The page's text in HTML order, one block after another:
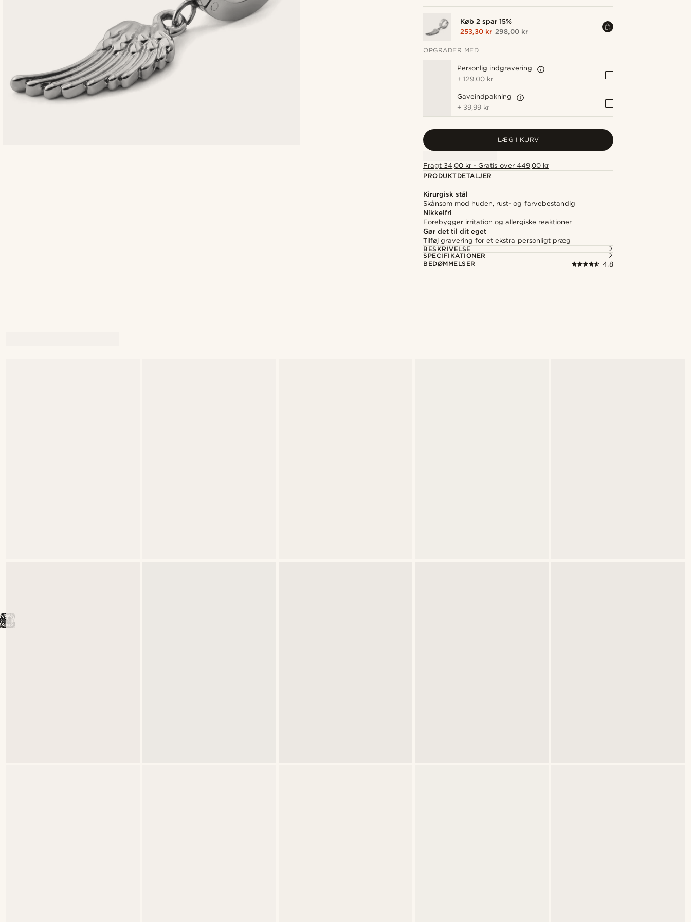
Køb 2 spar 15%
253,30 kr 298,00 kr
OPGRADER MED
Personlig indgravering
+129,00 kr
Gaveindpakning
+ 39,99 kr
LÆG I KURV
Fragt 34,00 kr - Gratis over 449,00 kr
PRODUKTDETALJER
Kirurgisk stål
Skånsom mod huden, rust- og farvebestandig
Nikkelfri
Forebygger irritation og allergiske reaktioner
Gør det til dit eget
Tilføj gravering for et ekstra personligt præg
BESKRIVELSE
SPECIFIKATIONER
BEDØMMELSER
4.8